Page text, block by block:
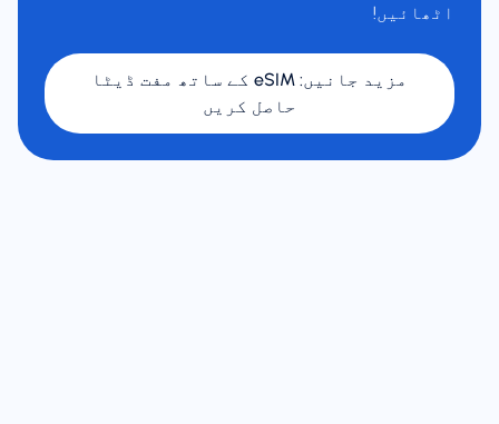
اٹھائیں!
مزید جانیں:
eSIM کے ساتھ مفت ڈیٹا
حاصل کریں